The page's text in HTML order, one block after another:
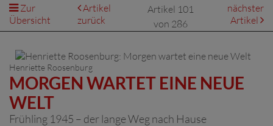
Zur
Übersicht
Artikel
zurück
Artikel 101
von 286
nächster
Artikel
Henriette Roosenburg
MORGEN WARTET EINE NEUE
WELT
Frühling 1945 – der lange Weg nach Hause